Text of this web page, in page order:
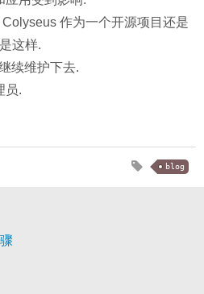
作为一个开源项目还是
这样.
续维护下去.
员.
blog